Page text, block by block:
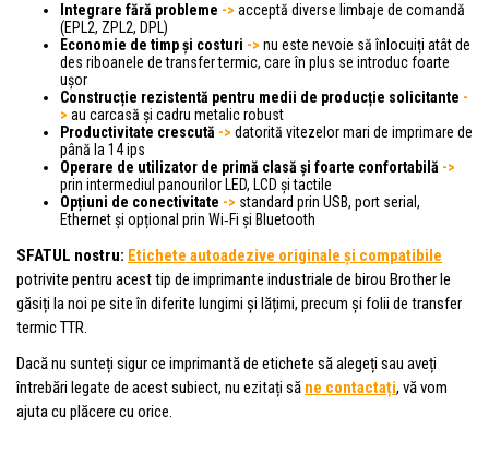
Integrare fără probleme -> acceptă diverse limbaje de comandă
(EPL2, ZPL2, DPL)
Economie de timp și costuri -> nu este nevoie să înlocuiți atât de
des riboanele de transfer termic, care în plus se introduc foarte
ușor
Construcție rezistentă pentru medii de producție solicitante -
> au carcasă și cadru metalic robust
Productivitate crescută -> datorită vitezelor mari de imprimare de
până la 14 ips
Operare de utilizator de primă clasă și foarte confortabilă ->
prin intermediul panourilor LED, LCD și tactile
Opțiuni de conectivitate -> standard prin USB, port serial,
Ethernet și opțional prin Wi‑Fi și Bluetooth
SFATUL nostru: Etichete autoadezive originale și compatibile
potrivite pentru acest tip de imprimante industriale de birou Brother le
găsiți la noi pe site în diferite lungimi și lățimi, precum și folii de transfer
termic TTR.
Dacă nu sunteți sigur ce imprimantă de etichete să alegeți sau aveți
întrebări legate de acest subiect, nu ezitați să ne contactați, vă vom
ajuta cu plăcere cu orice.